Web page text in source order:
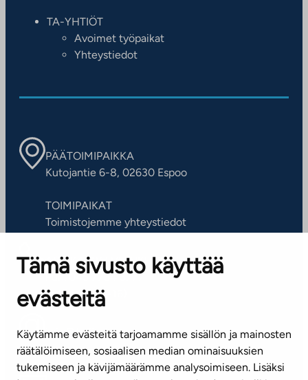
Tämä sivusto käyttää
evästeitä
Käytämme evästeitä tarjoamamme sisällön ja mainosten
räätälöimiseen, sosiaalisen median ominaisuuksien
tukemiseen ja kävijämäärämme analysoimiseen. Lisäksi
TA-YHTIÖT
Avoimet työpaikat
Yhteystiedot
PÄÄTOIMIPAIKKA
Kutojantie 6-8, 02630 Espoo
TOIMIPAIKAT
Toimistojemme yhteystiedot
ASIAKASPALVELUKESKUS
Puh. 045 7734 3777
(arkisin klo 8-16)
info@ta.fi